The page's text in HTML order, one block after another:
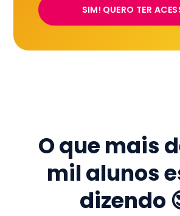
SIM! QUERO TER
O que mais
mil alunos
dizendo